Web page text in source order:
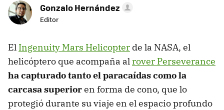
Gonzalo Hernández
Editor
El Ingenuity Mars Helicopter de la NASA, el
helicóptero que acompaña alrover Perseverance
ha capturado tanto el paracaídas como la
carcasa superioren forma de cono, que lo
protegió durante su viaje en el espacio profundo